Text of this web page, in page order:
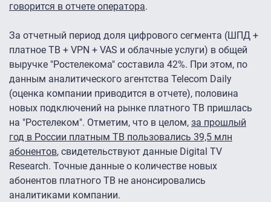
говорится в отчете оператора.
За отчетный период доля цифрового сегмента (ШПД +
платное ТВ + VPN + VAS и облачные услуги) в общей
выручке "Ростелекома" составила 42%. При этом, по
данным аналитического агентства Telecom Daily
(оценка компании приводится в отчете), половина
новых подключений на рынке платного ТВ пришлась
на "Ростелеком". Отметим, что в целом, за прошлый
год в России платным ТВ пользовались 39,5 млн
абонентов, свидетельствуют данные Digital TV
Research. Точные данные о количестве новых
абонентов платного ТВ не анонсировались
аналитиками компании.